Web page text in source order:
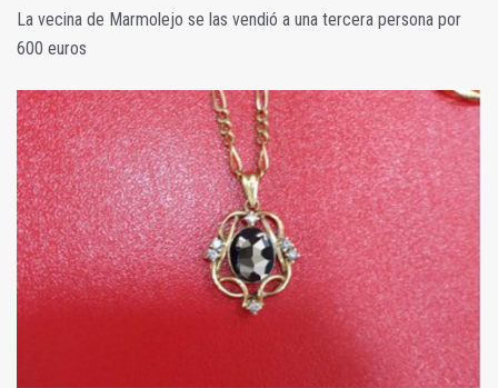
La vecina de Marmolejo se las vendió a una tercera persona por
600 euros